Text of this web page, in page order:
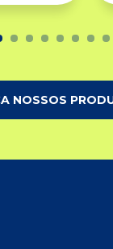
NOSSOS
site